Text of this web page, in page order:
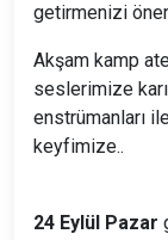
getirmenizi
Akşam kamp
seslerimize
enstrümanları
keyfimize..
24 Eylül Pazar